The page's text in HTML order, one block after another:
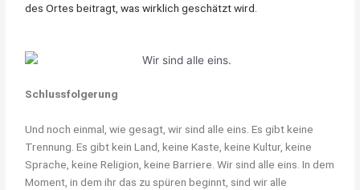
des Ortes beitragt, was wirklich geschätzt wird.
Schlussfolgerung
Und noch einmal, wie gesagt, wir sind alle eins. Es gibt keine
Trennung. Es gibt kein Land, keine Kaste, keine Kultur, keine
Sprache, keine Religion, keine Barriere. Wir sind alle eins. In dem
Moment, in dem ihr das zu spüren beginnt, sind wir alle